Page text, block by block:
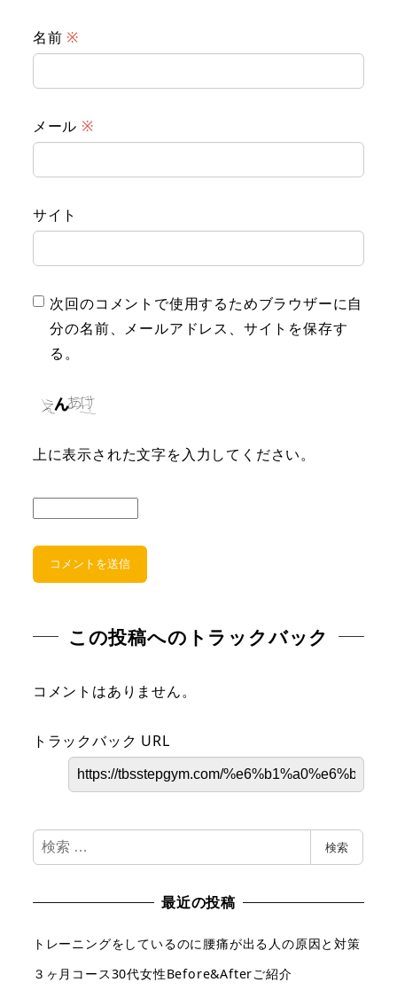
名前 ※
メール ※
サイト
次回のコメントで使用するためブラウザーに自
分の名前、メールアドレス、サイトを保存す
る。
上に表示された文字を入力してください。
この投稿へのトラックバック
コメントはありません。
トラックバック URL
検
索
検索
最近の投稿
トレーニングをしているのに腰痛が出る人の原因と対策
３ヶ月コース30代女性Before&Afterご紹介